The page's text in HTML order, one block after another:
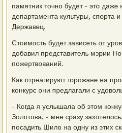
памятник точно будет - это даже
департамента культуры,
Державец.
Стоимость будет зависеть от
добавил представитель мэрии
пожертвований.
Как отреагируют горожане на
конкурс они предлагали с
- Когда я услышала об этом
Золотова, - мне сразу
посадить Шило на одну из этих